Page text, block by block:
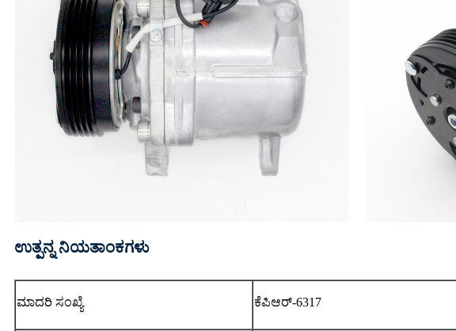
ಉತ್ಪನ್ನ ನಿಯತಾಂಕಗಳು
ಮಾದರಿ ಸಂಖ್ಯೆ ಕೆಪಿಆರ್-6317